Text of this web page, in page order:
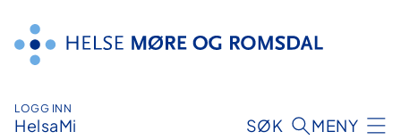
innhald
LOGG INN
HelsaMi SØK MENY